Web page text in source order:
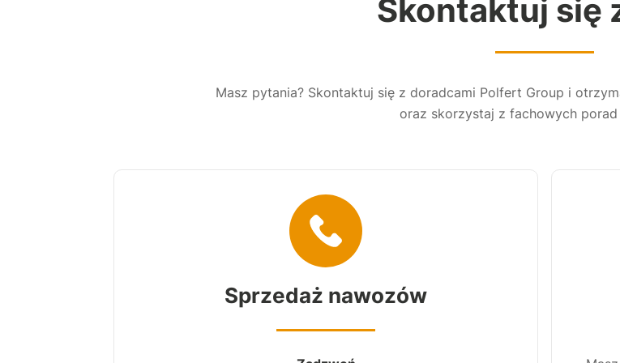
Skontaktuj się
Masz pytania? Skontaktuj się z doradcami Polfert Group i
oraz skorzystaj z fachowych
Sprzedaż nawozów